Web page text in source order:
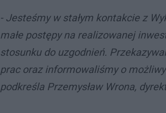
- Jesteśmy w stałym kontakcie z
małe postępy na realizowanej
stosunku do uzgodnień.
prac oraz informowaliśmy o
podkreśla Przemysław Wrona,